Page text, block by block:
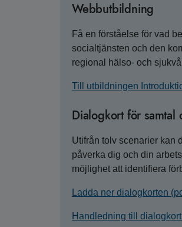
Webbutbildning
Få en förståelse för vad
socialtjänsten och den
regional hälso- och
Till utbildningen
Dialogkort för samtal
Utifrån tolv scenarier kan
påverka dig och din
möjlighet att identifiera
Ladda ner dialogkorten
Handledning till